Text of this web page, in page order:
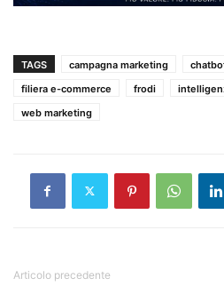
TAGS campagna marketing
filiera e-commerce
frodi
web marketing
Articolo precedente